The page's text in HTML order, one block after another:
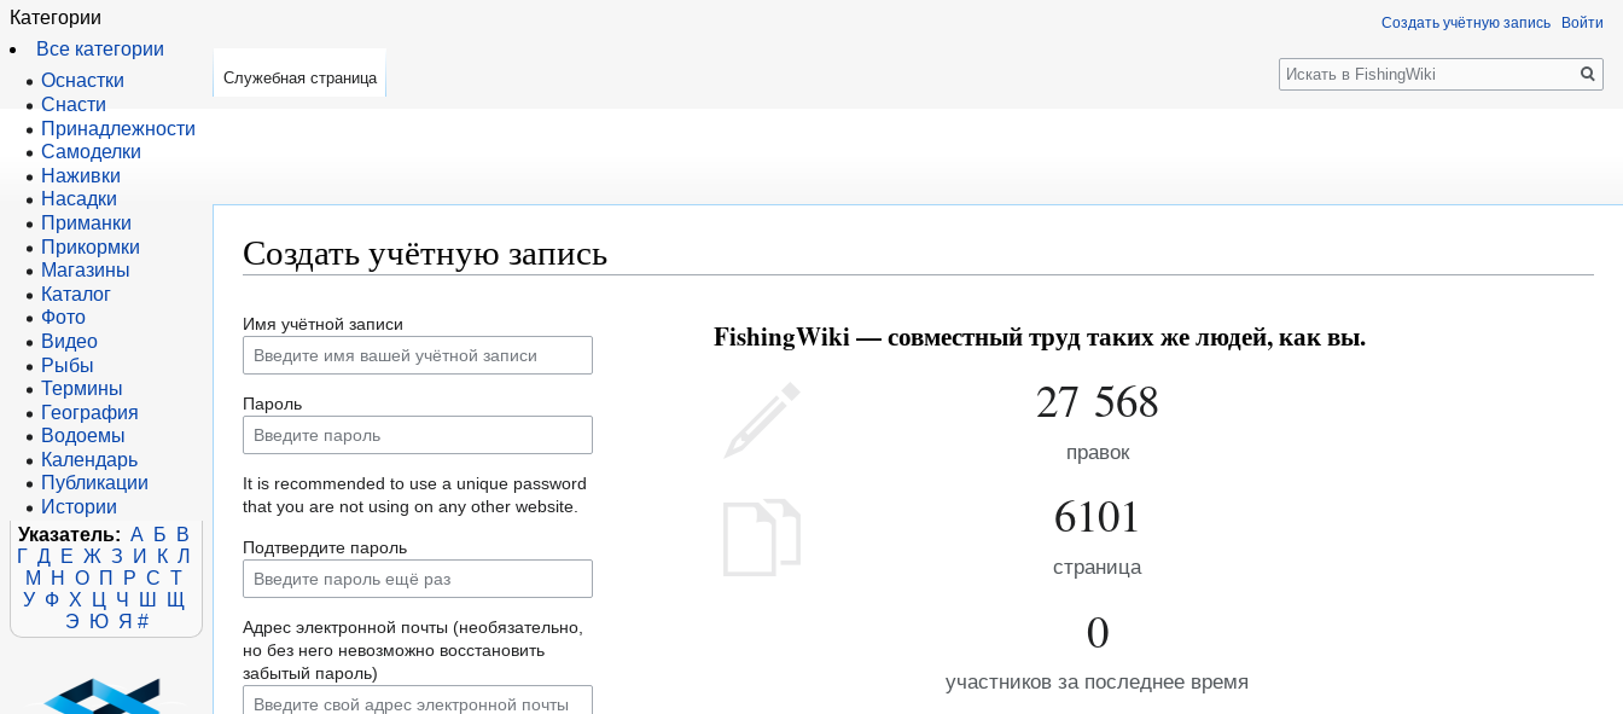
Создать учётную запись
к
навигации
к
поиску
Имя учётной записи
Пароль
It is recommended to use a unique password
that you are not using on any other website.
Подтвердите пароль
Адрес электронной почты (необязательно,
но без него невозможно восстановить
забытый пароль)
FishingWiki — совместный труд таких же людей, как вы.
27 568
правок
6101
страница
0
участников за последнее время
Создать учётную запись Войти
Служебная страница
Поиск
Категории
Все категории
Оснастки
Снасти
Принадлежности
Самоделки
Наживки
Насадки
Приманки
Прикормки
Магазины
Каталог
Фото
Видео
Рыбы
Термины
География
Водоемы
Календарь
Публикации
Истории
Указатель: А Б
В
Г Д Е Ж З И К Л
М
Н О П Р С Т
У Ф Х Ц Ч Ш
Щ
Э
Ю Я #